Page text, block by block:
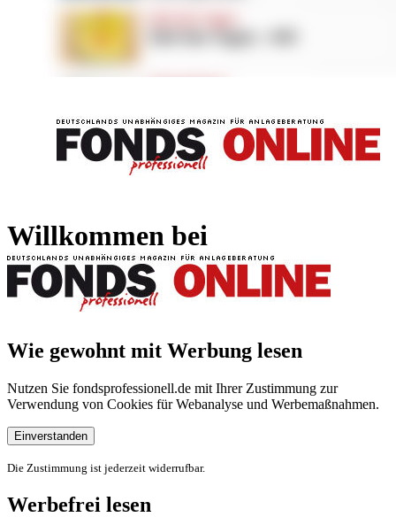
Willkommen bei
Wie gewohnt mit Werbung lesen
Nutzen Sie fondsprofessionell.de mit Ihrer Zustimmung zur
Verwendung von Cookies für Webanalyse und Werbemaßnahmen.
Einverstanden
Die Zustimmung ist jederzeit widerrufbar.
Werbefrei lesen